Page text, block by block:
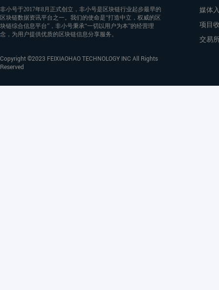
非小号于2017年8月正式创立，非小号是区块链行业起步最早的
区块链数据资讯平台之一。我们的使命是“打造中立，权威的区
块链综合信息平台”，非小号秉承“一切以用户为本”的经营理
念，为用户提供优质的区块链信息分享服务。
Copyright ©2023 FEIXIAOHAO TECHNOLOGY INC All Rights
Reserved
媒体
项目
交易